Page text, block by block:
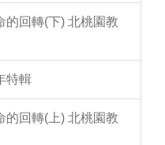
的回轉(下) 北桃園教
特輯
的回轉(上) 北桃園教